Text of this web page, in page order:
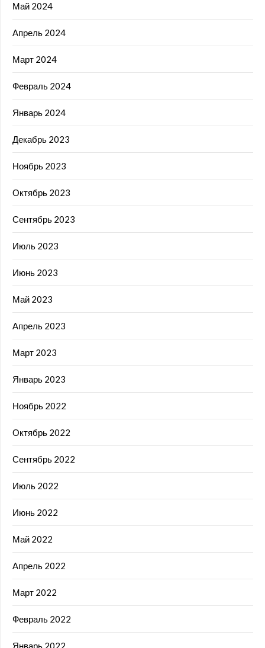
Май 2024
Апрель 2024
Март 2024
Февраль 2024
Январь 2024
Декабрь 2023
Ноябрь 2023
Октябрь 2023
Сентябрь 2023
Июль 2023
Июнь 2023
Май 2023
Апрель 2023
Март 2023
Январь 2023
Ноябрь 2022
Октябрь 2022
Сентябрь 2022
Июль 2022
Июнь 2022
Май 2022
Апрель 2022
Март 2022
Февраль 2022
Январь 2022